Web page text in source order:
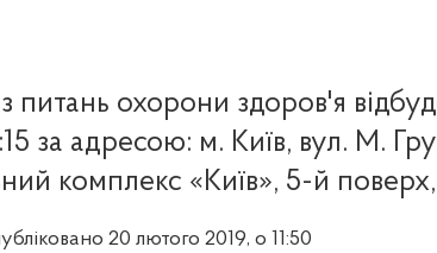
питань охорони здоров'я
за адресою: м. Київ, вул. М.
комплекс «Київ», 5-й поверх,
20 лютого 2019, о 11:50